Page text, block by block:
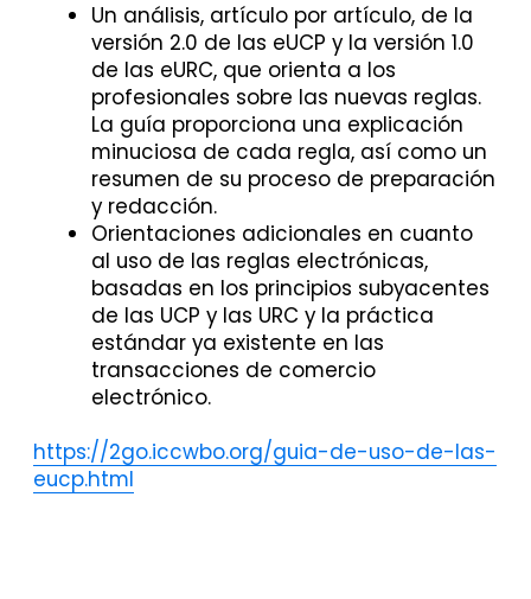
Un análisis, artículo por artículo, de la
versión 2.0 de las eUCP y la versión 1.0
de las eURC, que orienta a los
profesionales sobre las nuevas reglas.
La guía proporciona una explicación
minuciosa de cada regla, así como un
resumen de su proceso de preparación
y redacción.
Orientaciones adicionales en cuanto
al uso de las reglas electrónicas,
basadas en los principios subyacentes
de las UCP y las URC y la práctica
estándar ya existente en las
transacciones de comercio
electrónico.
https://2go.iccwbo.org/guia-de-uso-de-las-
eucp.html